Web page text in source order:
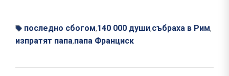
последно сбогом,140 000 души,събраха в Рим,
изпратят папа,папа Франциск